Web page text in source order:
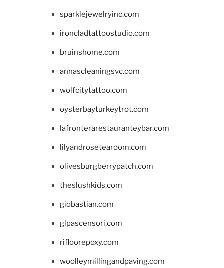
sparklejewelryinc.com
ironcladtattoostudio.com
bruinshome.com
annascleaningsvc.com
wolfcitytattoo.com
oysterbayturkeytrot.com
lafronterarestauranteybar.com
lilyandrosetearoom.com
olivesburgberrypatch.com
theslushkids.com
giobastian.com
glpascensori.com
rifloorepoxy.com
woolleymillingandpaving.com